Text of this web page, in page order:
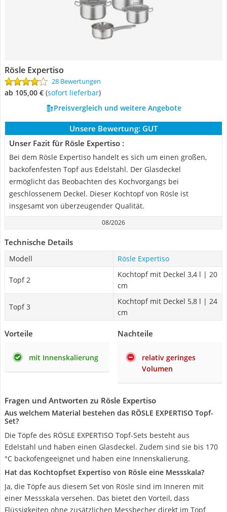
Rösle Expertiso
28 Bewertungen
ab 105,00 € ( Sofort lieferbar)
Preisvergleich und weitere Angebote
Unsere Bewertung: GUT
Unser Fazit für Rösle Expertiso :
Bei dem Rösle Expertiso handelt es sich um einen großen,
backofenfesten Topf aus Edelstahl. Der Glasdeckel
ermöglicht das Beobachten des Kochvorgangs bei
geschlossenem Deckel. Dieser Kochtopf von Rösle ist
insgesamt von überzeugender Qualität.
08/2026
Technische Details
Modell Rösle Expertiso
Topf 2
Kochtopf mit Deckel 3,4 l | 20
cm
Topf 3
Kochtopf mit Deckel 5,8 l | 24
cm
Vorteile
mit Innenskalierung
Nachteile
relativ geringes
Volumen
Fragen und Antworten zu Rösle Expertiso
Aus welchem Material bestehen das RÖSLE EXPERTISO Topf-
Set?
Die Töpfe des RÖSLE EXPERTISO Topf-Sets besteht aus
Edelstahl und haben einen Glasdeckel. Zudem sind sie bis 170
°C backofengeeignet und haben eine Innenskalierung.
Hat das Kochtopfset Expertiso von Rösle eine Messskala?
Ja, die Töpfe aus diesem Set von Rösle sind im Inneren mit
einer Messskala versehen. Das bietet den Vorteil, dass
Flüssigkeiten ohne zusätzlichen Messbecher direkt im Topf